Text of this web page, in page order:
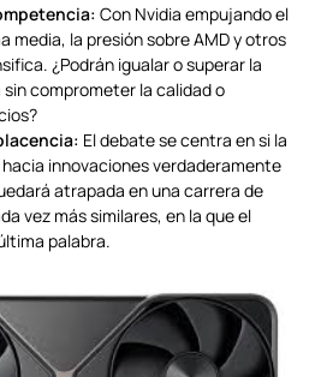
Con Nvidia empujando el
media, la presión sobre AMD y otros
¿Podrán igualar o superar la
comprometer la calidad o
El debate se centra en si la
innovaciones verdaderamente
atrapada en una carrera de
vez más similares, en la que el
palabra.